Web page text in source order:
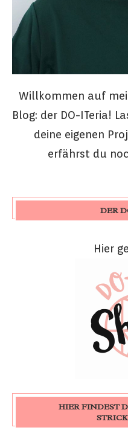
Willkommen auf
Blog: der DO-ITeria!
deine eigenen
erfährst du
DER
Hier
HIER FINDEST